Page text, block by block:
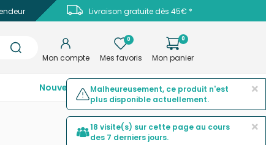
Livraison gratuite dès 45€ *
Mon compte
0
Mes favoris
0
Mon panier
NouveautésTop ventesPromotions ×
Malheureusement, ce produit n'est
plus disponible actuellement.
×
18 visite(s) sur cette page au cours
des 7 derniers jours.